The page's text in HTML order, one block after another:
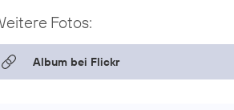
Fotos:
Album bei Flickr